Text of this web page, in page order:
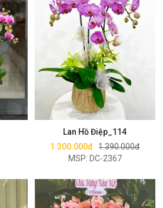
Lan Hồ Điệp_114
1.300.000đ 1.390.000đ
MSP: DC-2367
Mua ngay